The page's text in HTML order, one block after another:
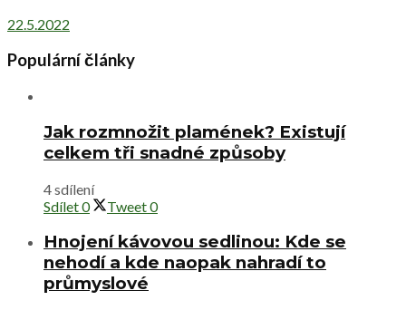
22.5.2022
Populární články
Jak rozmnožit plamének? Existují
celkem tři snadné způsoby
4 sdílení
Sdílet0 Tweet0
Hnojení kávovou sedlinou: Kde se
nehodí a kde naopak nahradí to
průmyslové